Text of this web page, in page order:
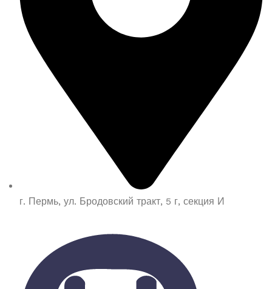
г. Пермь, ул. Бродовский тракт, 5 г, секция И